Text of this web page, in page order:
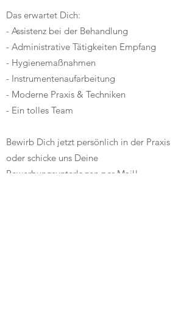
Das erwartet Dich:
- Assistenz bei der Behandlung
- Administrative Tätigkeiten Empfang
- Hygienemaßnahmen
- Instrumentenaufarbeitung
- Moderne Praxis & Techniken
- Ein tolles Team
Bewirb Dich jetzt persönlich in der Praxis
oder schicke uns Deine
Bewerbungsunterlagen per Mail!